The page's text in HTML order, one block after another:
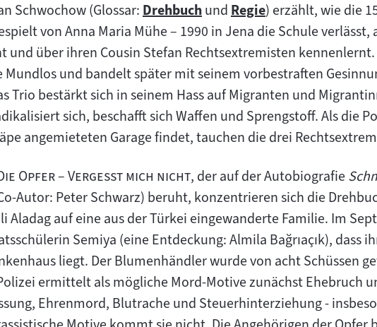
Schwochow (Glossar:Zum
Inhalt:
DrehbuchundZum
Inhalt:
Regie) erzählt, wie die
von Anna Maria Mühe – 1990 in Jena die Schule
und über ihren Cousin Stefan Rechtsextremisten
Mundlos und bandelt später mit seinem vorbestraften
Trio bestärkt sich in seinem Hass auf Migranten und
sich, beschafft sich Waffen und Sprengstoff. Als die
angemieteten Garage findet, tauchen die drei
Opfer – Vergesst mich nicht", der auf der Autobiografie
Autor: Peter Schwarz) beruht, konzentrieren sich die
Aladag auf eine aus der Türkei eingewanderte Familie. Im
Semiya (eine Entdeckung: Almila Bağrıaçık), dass
liegt. Der Blumenhändler wurde von acht Schüssen
ermittelt als mögliche Mord-Motive zunächst Ehebruch
Ehrenmord, Blutrache und Steuerhinterziehung -